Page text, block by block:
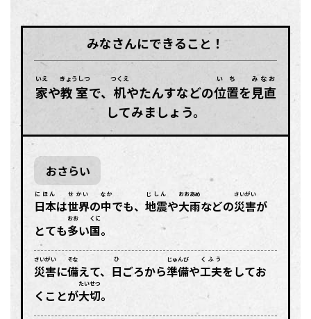
みなさんにできること！
家
いえ
や教室
きょうしつ
で、 机
つくえ
やたんすなどの位置
いち
を見直
みなお
してみましょう。
おさらい
日本
にほん
は世界
せかい
の中
なか
でも、 地震
じしん
や大雨
おおあめ
などの災害
さいがい
が
とても多
おお
い国
くに
。
災害
さいがい
に備
そな
えて、 日
ひ
ごろから準備
じゅんび
や工夫
くふう
をしてお
くことが大切
たいせつ
。